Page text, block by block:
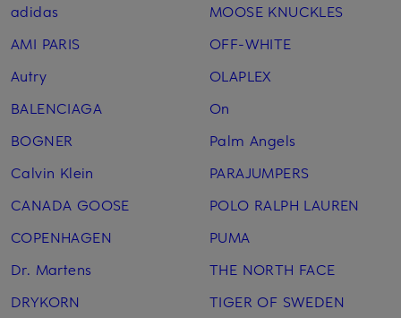
adidas
AMI PARIS
Autry
BALENCIAGA
BOGNER
Calvin Klein
CANADA GOOSE
COPENHAGEN
Dr. Martens
DRYKORN
MOOSE KNUCKLES
OFF-WHITE
OLAPLEX
On
Palm Angels
PARAJUMPERS
POLO RALPH LAUREN
PUMA
THE NORTH FACE
TIGER OF SWEDEN